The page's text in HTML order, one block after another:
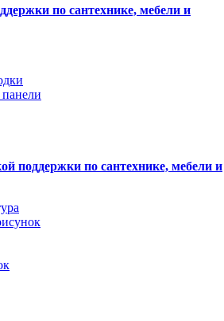
по сантехнике, мебели и
поддержки по сантехнике, мебели и